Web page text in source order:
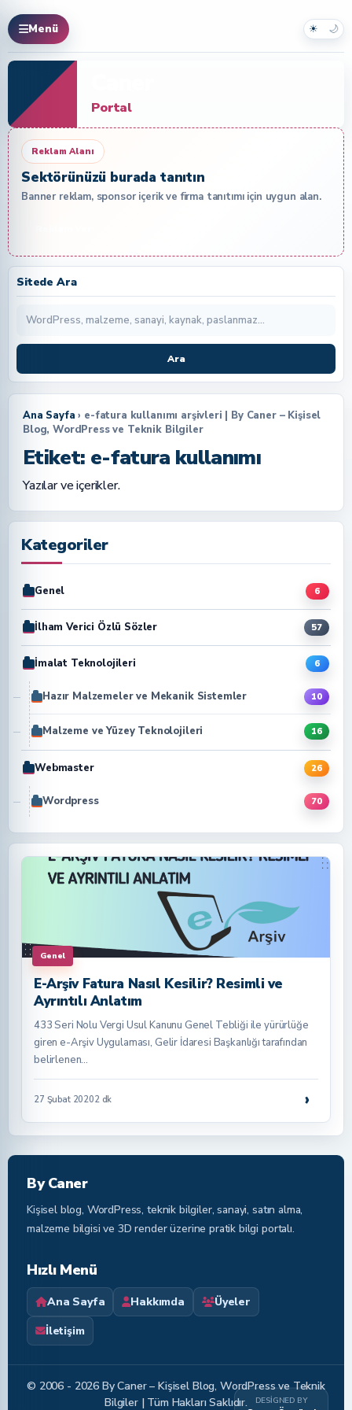
Menü ☀ 🌙
Portal
Reklam Alanı
Sektörünüzü burada tanıtın
Banner reklam, sponsor içerik ve firma tanıtımı için uygun alan.
Sitede Ara
Ara
Ana Sayfa › e-fatura kullanımı arşivleri | By Caner – Kişisel
Blog, WordPress ve Teknik Bilgiler
Etiket: e-fatura kullanımı
Yazılar ve içerikler.
Kategoriler
Genel 6
İlham Verici Özlü Sözler 57
İmalat Teknolojileri 6
Hazır Malzemeler ve Mekanik Sistemler 10
Malzeme ve Yüzey Teknolojileri 16
Webmaster 26
Wordpress 70
Genel
E-Arşiv Fatura Nasıl Kesilir? Resimli ve
Ayrıntılı Anlatım
433 Seri Nolu Vergi Usul Kanunu Genel Tebliği ile yürürlüğe
giren e-Arşiv Uygulaması, Gelir İdaresi Başkanlığı tarafından
belirlenen…
27 Şubat 20202 dk ›
By Caner
Kişisel blog, WordPress, teknik bilgiler, sanayi, satın alma,
malzeme bilgisi ve 3D render üzerine pratik bilgi portalı.
Hızlı Menü
Ana Sayfa Hakkımda
Üyeler
İletişim
© 2006 - 2026 By Caner – Kişisel Blog, WordPress ve Teknik
Bilgiler | Tüm Hakları Saklıdır.
DESIGNED BY